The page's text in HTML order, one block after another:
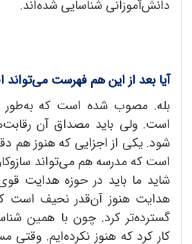
دانش‌آموزانی شناسایی شده‌اند.
آیا بعد از این هم فهرست می‌تواند
بله. مصوب شده است که به‌طور
است. ولی باید مصداق آن
شود. یکی از اجزایی که هنوز هم
است که مدرسه هم می‌تواند
شاید ما باید در حوزه هدایت
هدایت هنوز آن‌قدر نحیف است
گسترده‌تر کرد. چون با همین
کار کرد که هنوز نکرده‌ایم. وقتی